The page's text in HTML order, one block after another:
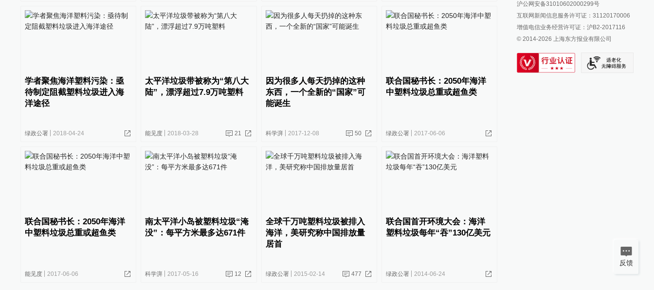
学者聚焦海洋塑料污染：亟
待制定阻截塑料垃圾进入海
洋途径
绿政公署 2018-04-24
太平洋垃圾带被称为“第八大
陆”，漂浮超过7.9万吨塑料
能见度 2018-03-28 21
因为很多人每天扔掉的这种
东西，一个全新的“国家”可
能诞生
科学湃 2017-12-08 50
联合国秘书长：2050年海洋
中塑料垃圾总重或超鱼类
绿政公署 2017-06-06
联合国秘书长：2050年海洋
中塑料垃圾总重或超鱼类
能见度 2017-06-06
南太平洋小岛被塑料垃圾“淹
没”：每平方米最多达671件
科学湃 2017-05-16 12
全球千万吨塑料垃圾被排入
海洋，美研究称中国排放量
居首
绿政公署 2015-02-14 477
联合国首开环境大会：海洋
塑料垃圾每年“吞”130亿美元
绿政公署 2014-06-24
澎湃新闻抖音号
派生万物开放平台
IP SHANGHAI
SIXTH TONE
沪公网安备31010602000299号
互联网新闻信息服务许可证：31120170006
增值电信业务经营许可证：沪B2-2017116
© 2014-2026 上海东方报业有限公司
反馈